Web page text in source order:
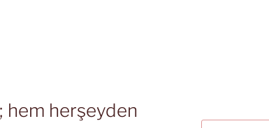
hem herşeyden